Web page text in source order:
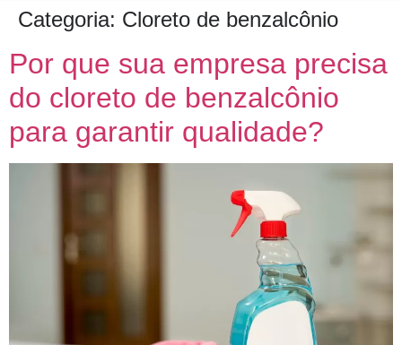
Categoria: Cloreto de benzalcônio
Por que sua empresa precisa
do cloreto de benzalcônio
para garantir qualidade?